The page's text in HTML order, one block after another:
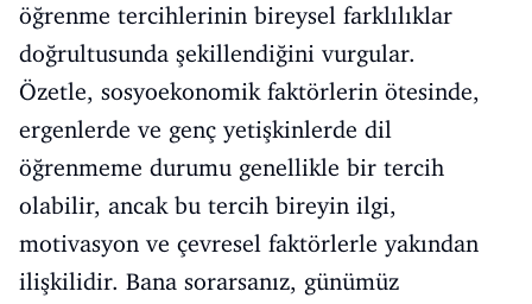
öğrenme tercihlerinin bireysel farklılıklar
doğrultusunda şekillendiğini vurgular.
Özetle, sosyoekonomik faktörlerin ötesinde,
ergenlerde ve genç yetişkinlerde dil
öğrenmeme durumu genellikle bir tercih
olabilir, ancak bu tercih bireyin ilgi,
motivasyon ve çevresel faktörlerle yakından
ilişkilidir. Bana sorarsanız, günümüz